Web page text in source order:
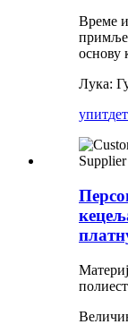
Време
основу
Лука:
упит